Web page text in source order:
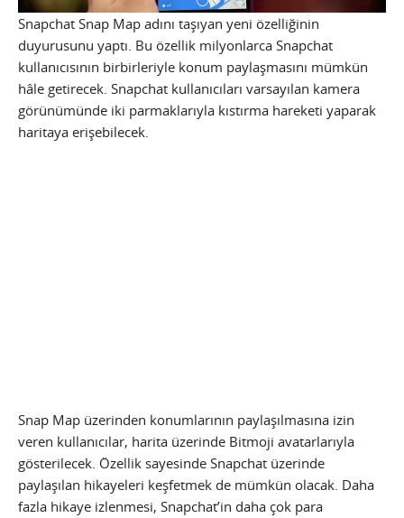
Snapchat Snap Map adını taşıyan yeni özelliğinin
duyurusunu yaptı. Bu özellik milyonlarca Snapchat
kullanıcısının birbirleriyle konum paylaşmasını mümkün
hâle getirecek. Snapchat kullanıcıları varsayılan kamera
görünümünde iki parmaklarıyla kıstırma hareketi yaparak
haritaya erişebilecek.
Snap Map üzerinden konumlarının paylaşılmasına izin
veren kullanıcılar, harita üzerinde Bitmoji avatarlarıyla
gösterilecek. Özellik sayesinde Snapchat üzerinde
paylaşılan hikayeleri keşfetmek de mümkün olacak. Daha
fazla hikaye izlenmesi, Snapchat’in daha çok para